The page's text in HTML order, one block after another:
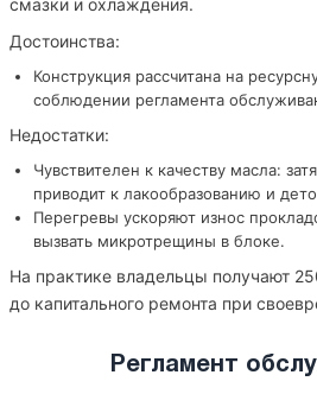
смазки и охлаждения.
Достоинства:
Конструкция рассчитана на
соблюдении регламента
Недостатки:
Чувствителен к качеству масла:
приводит к лакообразованию и
Перегревы ускоряют износ
вызвать микротрещины в блоке.
На практике владельцы получают
до капитального ремонта при
Регламент